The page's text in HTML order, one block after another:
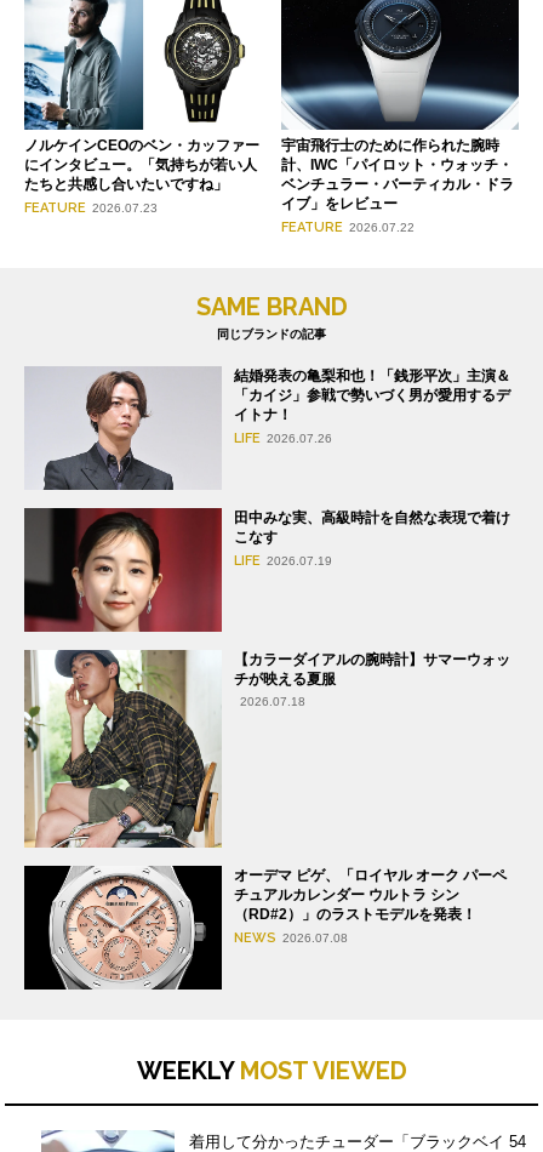
ノルケインCEOのベン・カッファー
にインタビュー。「気持ちが若い人
たちと共感し合いたいですね」
FEATURE 2026.07.23
宇宙飛行士のために作られた腕時
計、IWC「パイロット・ウォッチ・
ベンチュラー・バーティカル・ドラ
イブ」をレビュー
FEATURE 2026.07.22
SAME BRAND
同じブランドの記事
結婚発表の亀梨和也！「銭形平次」主演＆
「カイジ」参戦で勢いづく男が愛用するデ
イトナ！
LIFE 2026.07.26
田中みな実、高級時計を自然な表現で着け
こなす
LIFE 2026.07.19
【カラーダイアルの腕時計】サマーウォッ
チが映える夏服
2026.07.18
オーデマ ピゲ、「ロイヤル オーク パーペ
チュアルカレンダー ウルトラ シン
（RD#2）」のラストモデルを発表！
NEWS 2026.07.08
WEEKLY MOST VIEWED
着用して分かったチューダー「ブラックベイ 54